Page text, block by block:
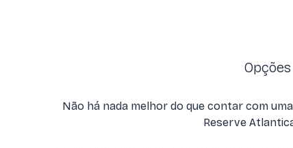
Não há nada melhor do que contar com
Reserve